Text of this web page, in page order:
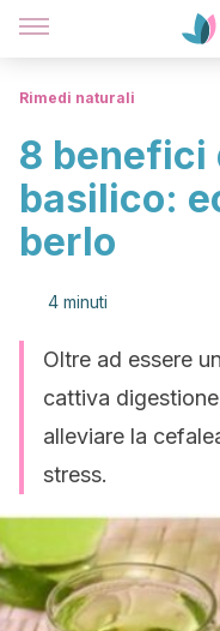
Rimedi naturali
8 benefici
basilico:
berlo
4 minuti
Oltre ad essere
cattiva
alleviare la
stress.